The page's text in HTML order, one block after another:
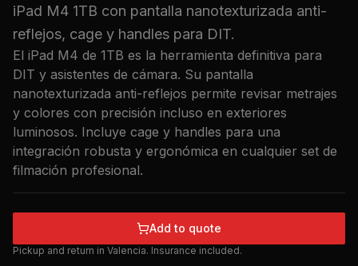
iPad M4 1TB con pantalla nanotexturizada anti-
reflejos, cage y handles para DIT.
El iPad M4 de 1TB es la herramienta definitiva para
DIT y asistentes de cámara. Su pantalla
nanotexturizada anti-reflejos permite revisar metrajes
y colores con precisión incluso en exteriores
luminosos. Incluye cage y handles para una
integración robusta y ergonómica en cualquier set de
filmación profesional.
Add to quote
Pickup and return in Valencia. Insurance included.